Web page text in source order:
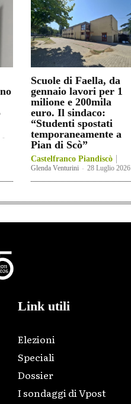
-
Scuole di Faella, da
gennaio lavori per 1
milione e 200mila
euro. Il sindaco:
“Studenti spostati
temporaneamente a
Pian di Scò”
Castelfranco Piandiscò
Glenda Venturini - 28 Luglio 2026
Link utili
Elezioni
Speciali
Dossier
I sondaggi di Vpost